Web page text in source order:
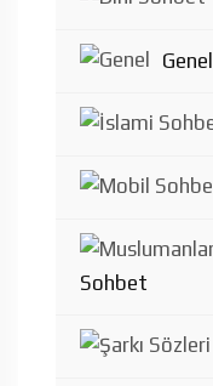
Genel
Sohbet